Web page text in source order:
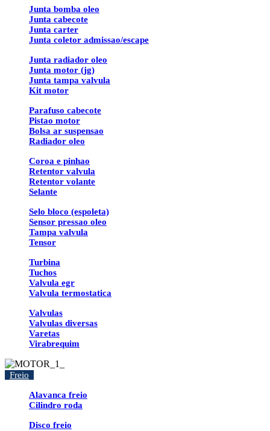
Junta bomba oleo
Junta cabecote
Junta carter
Junta coletor admissao/escape
Junta radiador oleo
Junta motor (jg)
Junta tampa valvula
Kit motor
Parafuso cabecote
Pistao motor
Bolsa ar suspensao
Radiador oleo
Coroa e pinhao
Retentor valvula
Retentor volante
Selante
Selo bloco (espoleta)
Sensor pressao oleo
Tampa valvula
Tensor
Turbina
Tuchos
Valvula egr
Valvula termostatica
Valvulas
Valvulas diversas
Varetas
Virabrequim
Freio
Alavanca freio
Cilindro roda
Disco freio